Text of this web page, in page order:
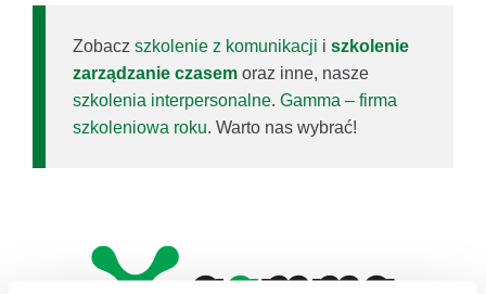
Zobacz szkolenie z komunikacji i szkolenie
zarządzanie czasem oraz inne, nasze
szkolenia interpersonalne. Gamma – firma
szkoleniowa roku. Warto nas wybrać!